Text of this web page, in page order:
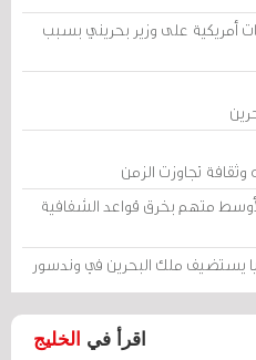
أمريكية على وزير بحريني بسبب
تجاوزت الزمن
متهم بخرق قواعد الشفافية
يستضيف ملك البحرين في وندسور
اقرأ في الخليج